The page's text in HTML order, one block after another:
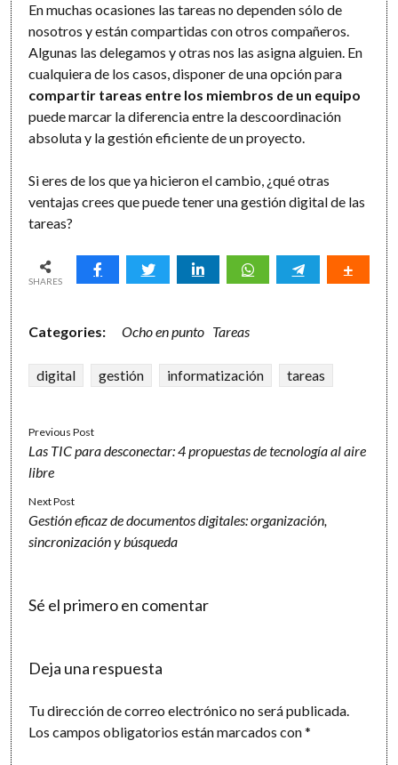
En muchas ocasiones las tareas no dependen sólo de
nosotros y están compartidas con otros compañeros.
Algunas las delegamos y otras nos las asigna alguien. En
cualquiera de los casos, disponer de una opción para
compartir tareas entre los miembros de un equipo
puede marcar la diferencia entre la descoordinación
absoluta y la gestión eficiente de un proyecto.
Si eres de los que ya hicieron el cambio, ¿qué otras
ventajas crees que puede tener una gestión digital de las
tareas?
SHARES
Categories: Ocho en punto Tareas
digital gestión informatización tareas
Previous Post
Las TIC para desconectar: 4 propuestas de tecnología al aire
libre
Next Post
Gestión eficaz de documentos digitales: organización,
sincronización y búsqueda
Sé el primero en comentar
Deja una respuesta
Tu dirección de correo electrónico no será publicada.
Los campos obligatorios están marcados con*